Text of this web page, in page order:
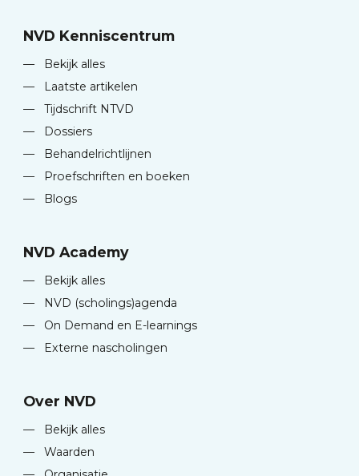
NVD Kenniscentrum
—
Bekijk alles
—
Laatste artikelen
—
Tijdschrift NTVD
—
Dossiers
—
Behandelrichtlijnen
—
Proefschriften en boeken
—
Blogs
NVD Academy
—
Bekijk alles
—
NVD (scholings)agenda
—
On Demand en E-learnings
—
Externe nascholingen
Over NVD
—
Bekijk alles
—
Waarden